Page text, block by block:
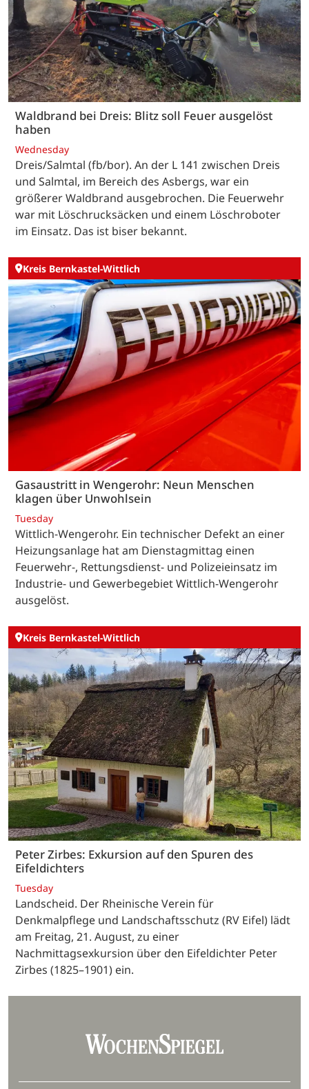
Waldbrand bei Dreis: Blitz soll Feuer ausgelöst
haben
Wednesday
Dreis/Salmtal (fb/bor). An der L 141 zwischen Dreis
und Salmtal, im Bereich des Asbergs, war ein
größerer Waldbrand ausgebrochen. Die Feuerwehr
war mit Löschrucksäcken und einem Löschroboter
im Einsatz. Das ist biser bekannt.
Kreis Bernkastel-Wittlich
Gasaustritt in Wengerohr: Neun Menschen
klagen über Unwohlsein
Tuesday
Wittlich-Wengerohr. Ein technischer Defekt an einer
Heizungsanlage hat am Dienstagmittag einen
Feuerwehr-, Rettungsdienst- und Polizeieinsatz im
Industrie- und Gewerbegebiet Wittlich-Wengerohr
ausgelöst.
Kreis Bernkastel-Wittlich
Peter Zirbes: Exkursion auf den Spuren des
Eifeldichters
Tuesday
Landscheid. Der Rheinische Verein für
Denkmalpflege und Landschaftsschutz (RV Eifel) lädt
am Freitag, 21. August, zu einer
Nachmittagsexkursion über den Eifeldichter Peter
Zirbes (1825–1901) ein.